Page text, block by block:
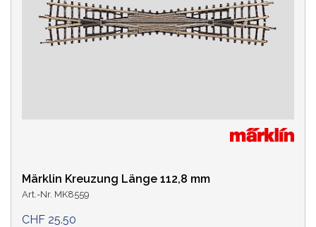
Märklin Kreuzung Länge 112,8 mm
Art.-Nr. MK8559
CHF 25.50